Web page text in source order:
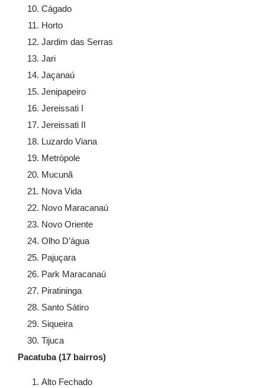
Cágado
Horto
Jardim das Serras
Jari
Jaçanaú
Jenipapeiro
Jereissati I
Jereissati II
Luzardo Viana
Metrópole
Mucunã
Nova Vida
Novo Maracanaú
Novo Oriente
Olho D’água
Pajuçara
Park Maracanaú
Piratininga
Santo Sátiro
Siqueira
Tijuca
Pacatuba (17 bairros)
Alto Fechado